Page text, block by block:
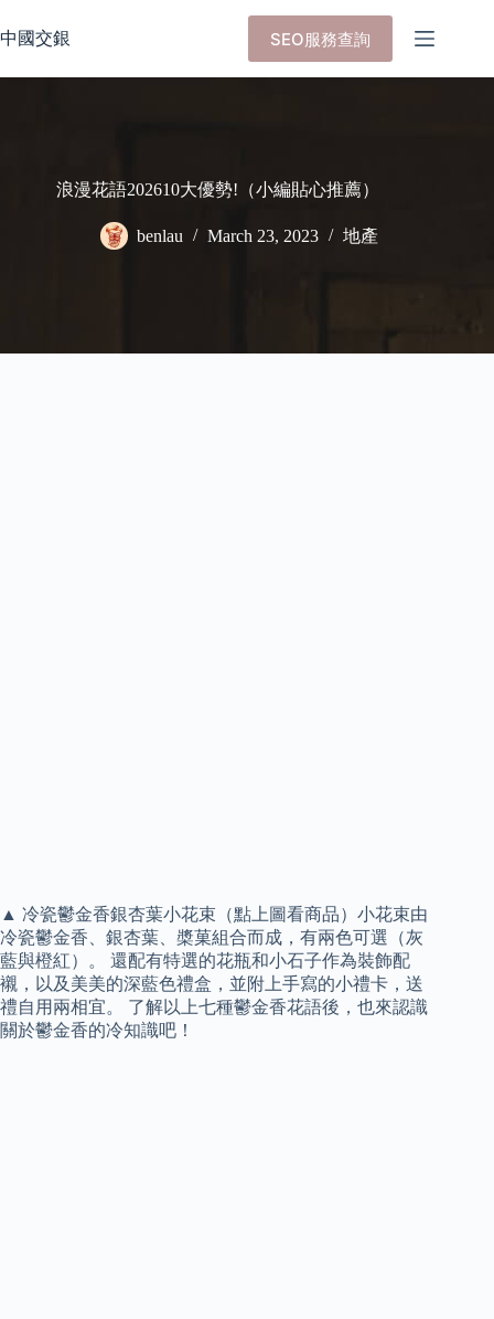
to
content
中國交銀 SEO服務查詢
浪漫花語202610大優勢!（小編貼心推薦）
benlau March 23, 2023 地產
▲ 冷瓷鬱金香銀杏葉小花束（點上圖看商品）小花束由
冷瓷鬱金香、銀杏葉、槳菓組合而成，有兩色可選（灰
藍與橙紅）。 還配有特選的花瓶和小石子作為裝飾配
襯，以及美美的深藍色禮盒，並附上手寫的小禮卡，送
禮自用兩相宜。 了解以上七種鬱金香花語後，也來認識
關於鬱金香的冷知識吧！